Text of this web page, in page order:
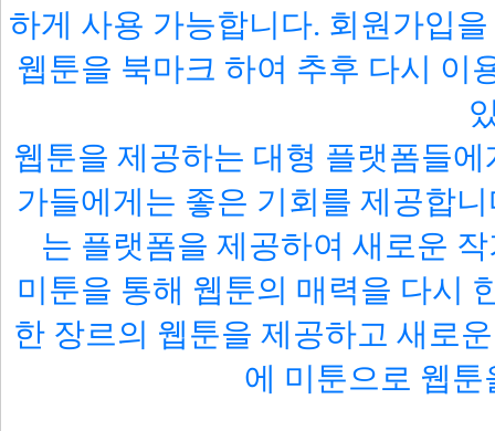
하게 사용 가능합니다. 회원가입
웹툰을 북마크 하여 추후 다시 이
웹툰을 제공하는 대형 플랫폼들
가들에게는 좋은 기회를 제공합
는 플랫폼을 제공하여 새로운
미툰을 통해 웹툰의 매력을 다시
한 장르의 웹툰을 제공하고 새로
에 미툰으로 웹